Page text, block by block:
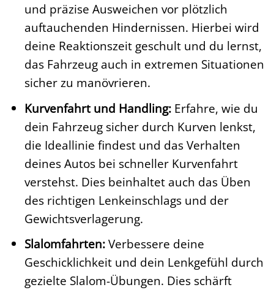
und präzise Ausweichen vor plötzlich
auftauchenden Hindernissen. Hierbei wird
deine Reaktionszeit geschult und du lernst,
das Fahrzeug auch in extremen Situationen
sicher zu manövrieren.
Kurvenfahrt und Handling:Erfahre, wie du
dein Fahrzeug sicher durch Kurven lenkst,
die Ideallinie findest und das Verhalten
deines Autos bei schneller Kurvenfahrt
verstehst. Dies beinhaltet auch das Üben
des richtigen Lenkeinschlags und der
Gewichtsverlagerung.
Slalomfahrten:Verbessere deine
Geschicklichkeit und dein Lenkgefühl durch
gezielte Slalom-Übungen. Dies schärft